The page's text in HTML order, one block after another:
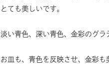
とても美しいです。
淡い青色、深い青色、金彩のグラ
お皿も、青色を反映させ、金彩も